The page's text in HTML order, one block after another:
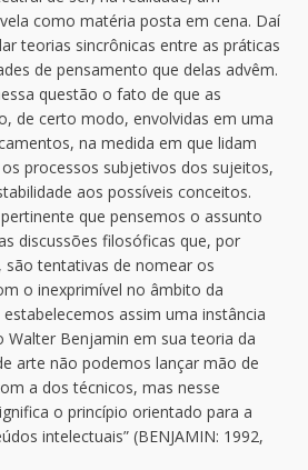
como matéria posta em cena. Daí
teorias sincrônicas entre as práticas
de pensamento que delas advêm.
questão o fato de que as
de certo modo, envolvidas em uma
na medida em que lidam
processos subjetivos dos sujeitos,
aos possíveis conceitos.
que pensemos o assunto
discussões filosóficas que, por
são tentativas de nomear os
o inexprimível no âmbito da
assim uma instância
Walter Benjamin em sua teoria da
arte não podemos lançar mão de
a dos técnicos, mas nesse
o princípio orientado para a
intelectuais” (BENJAMIN: 1992,